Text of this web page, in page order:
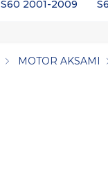
S60 2001-2009
MOTOR AKSAMI